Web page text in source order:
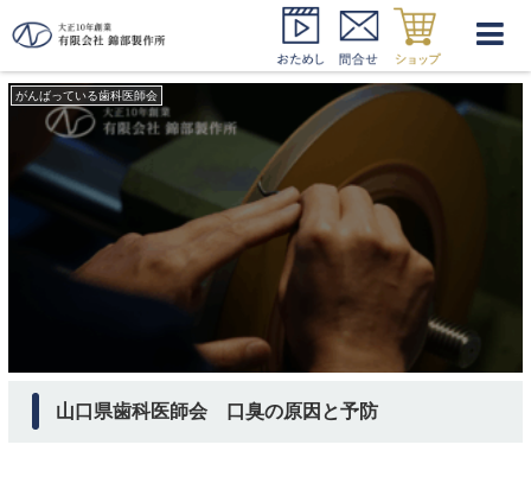
口臭 対処方法
がんばっている歯科医師会
山口県歯科医師会 口臭の原因と予防